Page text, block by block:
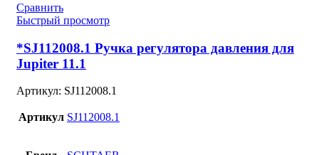
Сравнить
Быстрый просмотр
*SJ112008.1 Ручка регулятора давления для
Jupiter 11.1
Артикул: SJ112008.1
Артикул SJ112008.1